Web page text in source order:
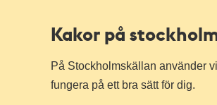
Kakor på
På Stockholmskällan använder
fungera på ett bra sätt för dig.